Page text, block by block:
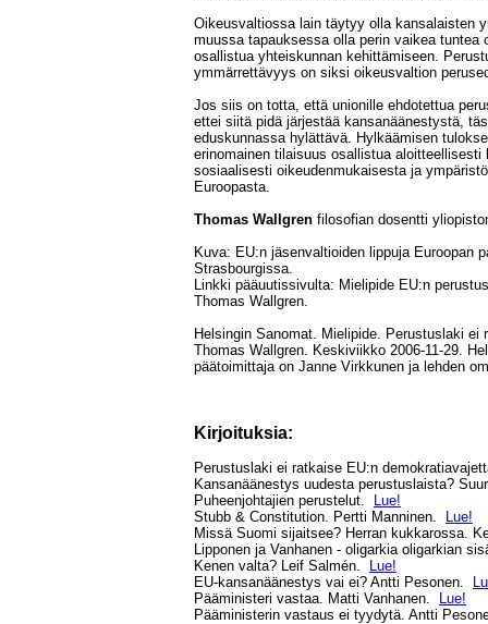
Oikeusvaltiossa lain täytyy olla kansalaisten
muussa tapauksessa olla perin vaikea tuntea
osallistua yhteiskunnan kehittämiseen.
ymmärrettävyys on siksi oikeusvaltion
Jos siis on totta, että unionille ehdotettua
ettei siitä pidä järjestää kansanäänestystä,
eduskunnassa hylättävä. Hylkäämisen
erinomainen tilaisuus osallistua
sosiaalisesti oikeudenmukaisesta ja
Euroopasta.
Thomas Wallgren filosofian dosentti
Kuva: EU:n jäsenvaltioiden lippuja Euroopan
Strasbourgissa.
Linkki pääuutissivulta: Mielipide EU:n
Thomas Wallgren.
Helsingin Sanomat. Mielipide. Perustuslaki
Thomas Wallgren. Keskiviikko 2006-11-29.
päätoimittaja on Janne Virkkunen ja lehden
Kirjoituksia:
Perustuslaki ei ratkaise EU:n
Kansanäänestys uudesta perustuslaista?
Puheenjohtajien perustelut.
Lue!
Stubb & Constitution. Pertti Manninen.
Lue!
Missä Suomi sijaitsee? Herran kukkarossa.
Lipponen ja Vanhanen - oligarkia oligarkian
Kenen valta? Leif Salmén.
Lue!
EU-kansanäänestys vai ei? Antti Pesonen.
Pääministeri vastaa. Matti Vanhanen.
Lue!
Pääministerin vastaus ei tyydytä. Antti